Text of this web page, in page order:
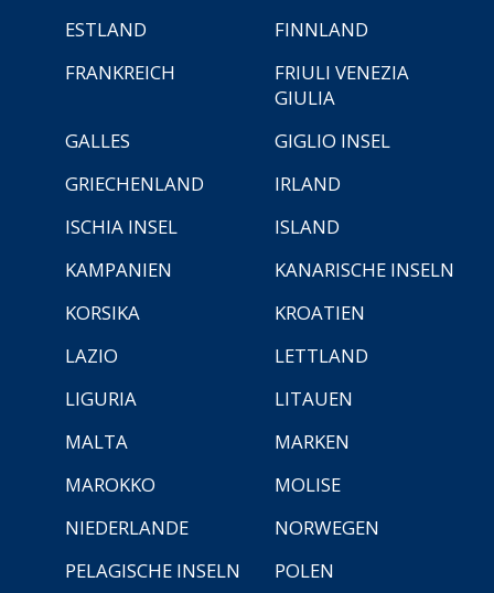
ESTLAND
FINNLAND
FRANKREICH
FRIULI VENEZIA
GIULIA
GALLES
GIGLIO INSEL
GRIECHENLAND
IRLAND
ISCHIA INSEL
ISLAND
KAMPANIEN
KANARISCHE INSELN
KORSIKA
KROATIEN
LAZIO
LETTLAND
LIGURIA
LITAUEN
MALTA
MARKEN
MAROKKO
MOLISE
NIEDERLANDE
NORWEGEN
PELAGISCHE INSELN
POLEN